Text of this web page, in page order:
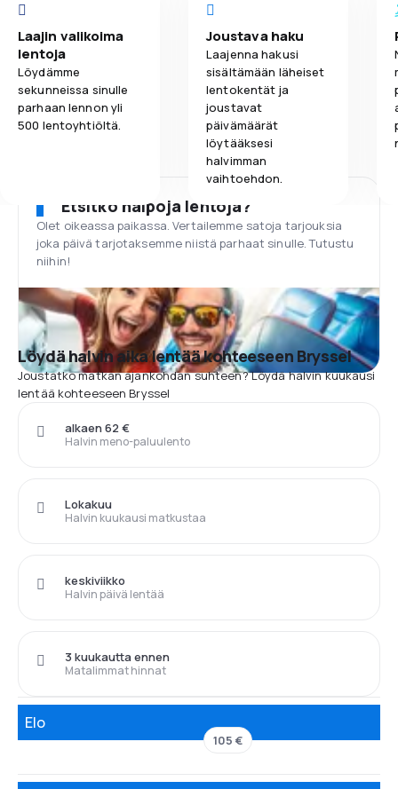
Laajin valikoima
lentoja
Löydämme
sekunneissa sinulle
parhaan lennon yli
500 lentoyhtiöltä.
Joustava haku
Laajenna hakusi
sisältämään läheiset
lentokentät ja
joustavat
päivämäärät
löytääksesi
halvimman
vaihtoehdon.
Etsitkö halpoja lentoja?
Olet oikeassa paikassa. Vertailemme satoja tarjouksia
joka päivä tarjotaksemme niistä parhaat sinulle. Tutustu
niihin!
Löydä halvin aika lentää kohteeseen Bryssel
Joustatko matkan ajankohdan suhteen? Löydä halvin kuukausi
lentää kohteeseen Bryssel
Halvin meno-paluulento
alkaen 62 €
Halvin kuukausi matkustaa
Lokakuu
Halvin päivä lentää
keskiviikko
Matalimmat hinnat
3 kuukautta ennen
Elo
105 €